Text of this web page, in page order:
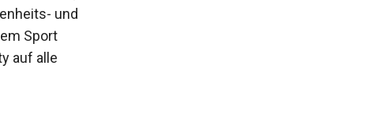
und
Sport
auf alle